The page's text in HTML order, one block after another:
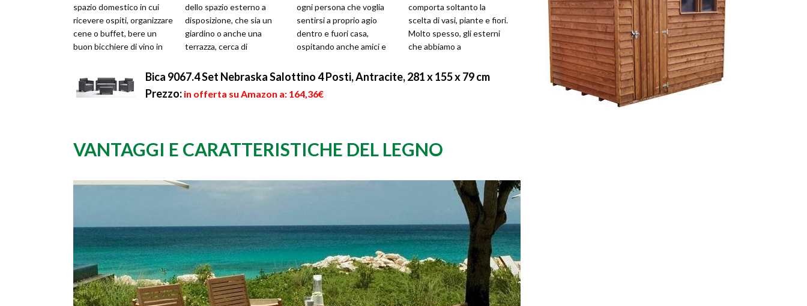
spazio domestico in cui
ricevere ospiti, organizzare
cene o buffet, bere un
buon bicchiere di vino in
dello spazio esterno a
disposizione, che sia un
giardino o anche una
terrazza, cerca di
modi affinché qu...
ogni persona che voglia
sentirsi a proprio agio
dentro e fuori casa,
ospitando anche amici e
esterno de...
comporta soltanto la
scelta di vasi, piante e fiori.
Molto spesso, gli esterni
che abbiamo a
pr...
Bica 9067.4 Set Nebraska Salottino 4 Posti, Antracite, 281 x 155 x 79 cm
Prezzo: in offerta su Amazon a: 164,36€
VANTAGGI E CARATTERISTICHE DEL LEGNO